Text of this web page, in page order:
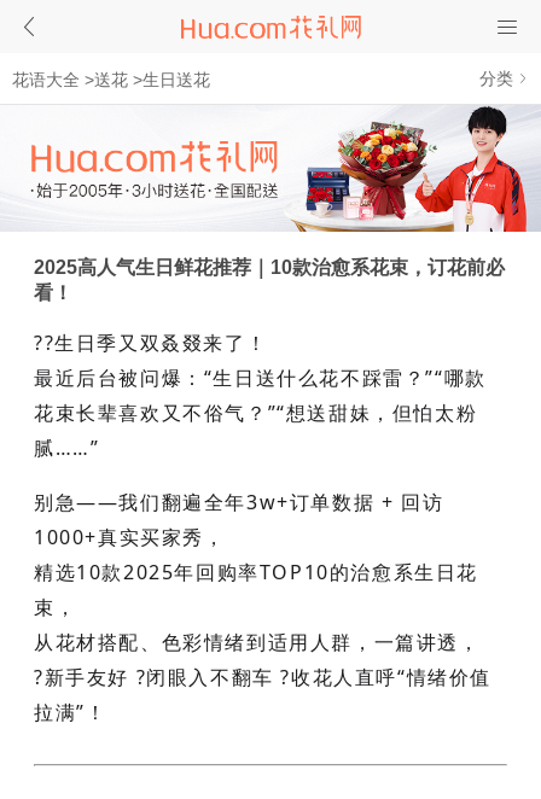
花语大全 >送花 >生日送花 分类
2025高人气生日鲜花推荐｜10款治愈系花束，订花前必
看！
??生日季又双叒叕来了！
最近后台被问爆：“生日送什么花不踩雷？”“哪款
花束长辈喜欢又不俗气？”“想送甜妹，但怕太粉
腻……”
别急——我们翻遍全年3w+订单数据 + 回访
1000+真实买家秀，
精选10款2025年回购率TOP10的治愈系生日花
束 ，
从花材搭配、色彩情绪到适用人群，一篇讲透，
?新手友好 ?闭眼入不翻车 ?收花人直呼“情绪价值
拉满”！